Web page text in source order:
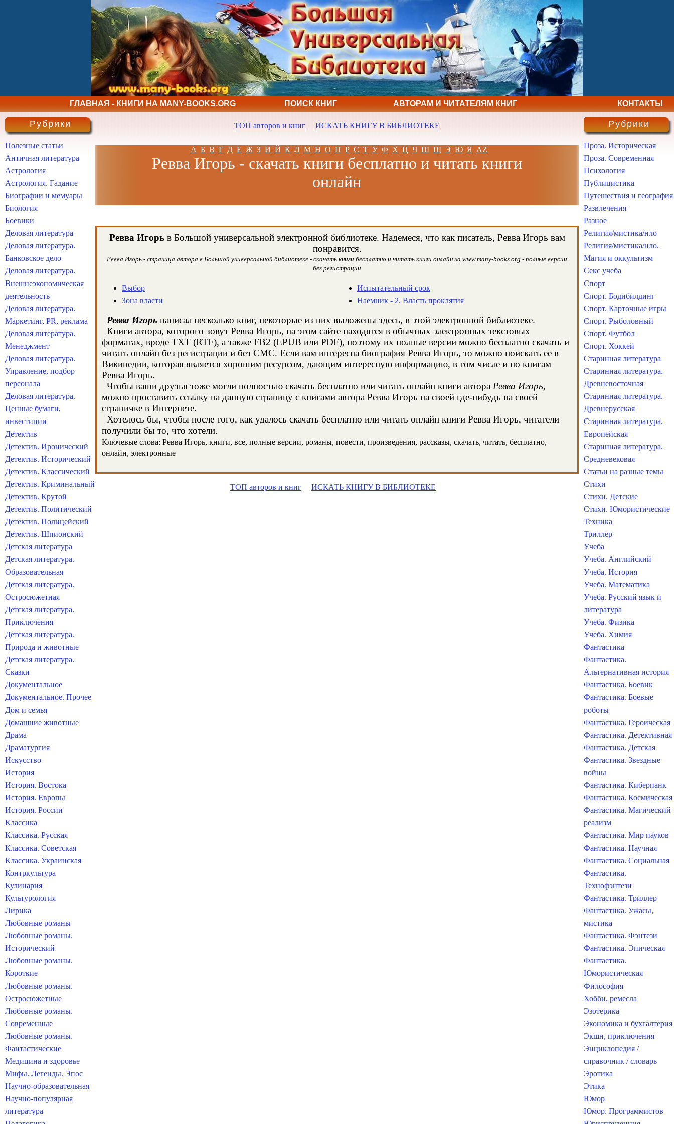
ГЛАВНАЯ - КНИГИ НА MANY-BOOKS.ORG ПОИСК КНИГ АВТОРАМ И ЧИТАТЕЛЯМ КНИГ КОНТАКТЫ
ТОП авторов и книг ИСКАТЬ КНИГУ В БИБЛИОТЕКЕ
А Б В Г Д Е Ж З И Й К Л М Н О П Р С Т У Ф Х Ц Ч Ш Щ Э Ю Я AZ
Ревва Игорь - скачать книги бесплатно и читать книги
онлайн
Ревва Игорьв Большой универсальной электронной библиотеке. Надемеся, что как писатель, Ревва Игорь вам
понравится.
Ревва Игорь - страница автора в Большой универсальной библиотеке - скачать книги бесплатно и читать книги онлайн на www.many-books.org - полные версии
без регистрации
Выбор
Зона власти
Испытательный срок
Наемник - 2. Власть проклятия
Ревва Игорь написал несколько книг, некоторые из них выложены здесь, в этой электронной библиотеке.
Книги автора, которого зовут Ревва Игорь, на этом сайте находятся в обычных электронных текстовых
форматах, вроде TXT (RTF), а также FB2 (EPUB или PDF), поэтому их полные версии можно бесплатно скачать и
читать онлайн без регистрации и без СМС. Если вам интересна биография Ревва Игорь, то можно поискать ее в
Википедии, которая является хорошим ресурсом, дающим интересную информацию, в том числе и по книгам
Ревва Игорь.
Чтобы ваши друзья тоже могли полностью скачать бесплатно или читать онлайн книги автора Ревва Игорь,
можно проставить ссылку на данную страницу с книгами автора Ревва Игорь на своей где-нибудь на своей
страничке в Интернете.
Хотелось бы, чтобы после того, как удалось скачать бесплатно или читать онлайн книги Ревва Игорь, читатели
получили бы то, что хотели.
Ключевые слова: Ревва Игорь, книги, все, полные версии, романы, повести, произведения, рассказы, скачать, читать, бесплатно,
онлайн, электронные
ТОП авторов и книг ИСКАТЬ КНИГУ В БИБЛИОТЕКЕ
Рубрики
Полезные статьи
Античная литература
Астрология
Астрология. Гадание
Биографии и мемуары
Биология
Боевики
Деловая литература
Деловая литература.
Банковское дело
Деловая литература.
Внешнеэкономическая
деятельность
Деловая литература.
Маркетинг, PR, реклама
Деловая литература.
Менеджмент
Деловая литература.
Управление, подбор
персонала
Деловая литература.
Ценные бумаги,
инвестиции
Детектив
Детектив. Иронический
Детектив. Исторический
Детектив. Классический
Детектив. Криминальный
Детектив. Крутой
Детектив. Политический
Детектив. Полицейский
Детектив. Шпионский
Детская литература
Детская литература.
Образовательная
Детская литература.
Остросюжетная
Детская литература.
Приключения
Детская литература.
Природа и животные
Детская литература.
Сказки
Документальное
Документальное. Прочее
Дом и семья
Домашние животные
Драма
Драматургия
Искусство
История
История. Востока
История. Европы
История. России
Классика
Классика. Русская
Классика. Советская
Классика. Украинская
Контркультура
Кулинария
Культурология
Лирика
Любовные романы
Любовные романы.
Исторический
Любовные романы.
Короткие
Любовные романы.
Остросюжетные
Любовные романы.
Современные
Любовные романы.
Фантастические
Медицина и здоровье
Мифы. Легенды. Эпос
Научно-образовательная
Научно-популярная
литература
Рубрики
Проза. Историческая
Проза. Современная
Психология
Публицистика
Путешествия и география
Развлечения
Разное
Религия/мистика/нло
Религия/мистика/нло.
Магия и оккультизм
Секс учеба
Спорт
Спорт. Бодибилдинг
Спорт. Карточные игры
Спорт. Рыболовный
Спорт. Футбол
Спорт. Хоккей
Старинная литература
Старинная литература.
Древневосточная
Старинная литература.
Древнерусская
Старинная литература.
Европейская
Старинная литература.
Средневековая
Статьи на разные темы
Стихи
Стихи. Детские
Стихи. Юмористические
Техника
Триллер
Учеба
Учеба. Английский
Учеба. История
Учеба. Математика
Учеба. Русский язык и
литература
Учеба. Физика
Учеба. Химия
Фантастика
Фантастика.
Альтернативная история
Фантастика. Боевик
Фантастика. Боевые
роботы
Фантастика. Героическая
Фантастика. Детективная
Фантастика. Детская
Фантастика. Звездные
войны
Фантастика. Киберпанк
Фантастика. Космическая
Фантастика. Магический
реализм
Фантастика. Мир пауков
Фантастика. Научная
Фантастика. Социальная
Фантастика.
Технофэнтези
Фантастика. Триллер
Фантастика. Ужасы,
мистика
Фантастика. Фэнтези
Фантастика. Эпическая
Фантастика.
Юмористическая
Философия
Хобби, ремесла
Эзотерика
Экономика и бухгалтерия
Экшн, приключения
Энциклопедия /
справочник / словарь
Эротика
Этика
Юмор
Юмор. Программистов